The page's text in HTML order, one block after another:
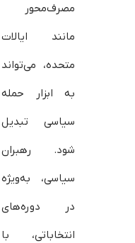
مصرف‌محور
مانند ایالات
متحده، می‌تواند
به ابزار حمله
سیاسی تبدیل
شود. رهبران
سیاسی، به‌ویژه
در دوره‌های
انتخاباتی، با